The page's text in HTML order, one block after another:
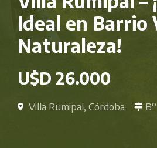
Ideal en Barrio
Naturaleza!
U$D 26.000
Villa Rumipal, Córdoba